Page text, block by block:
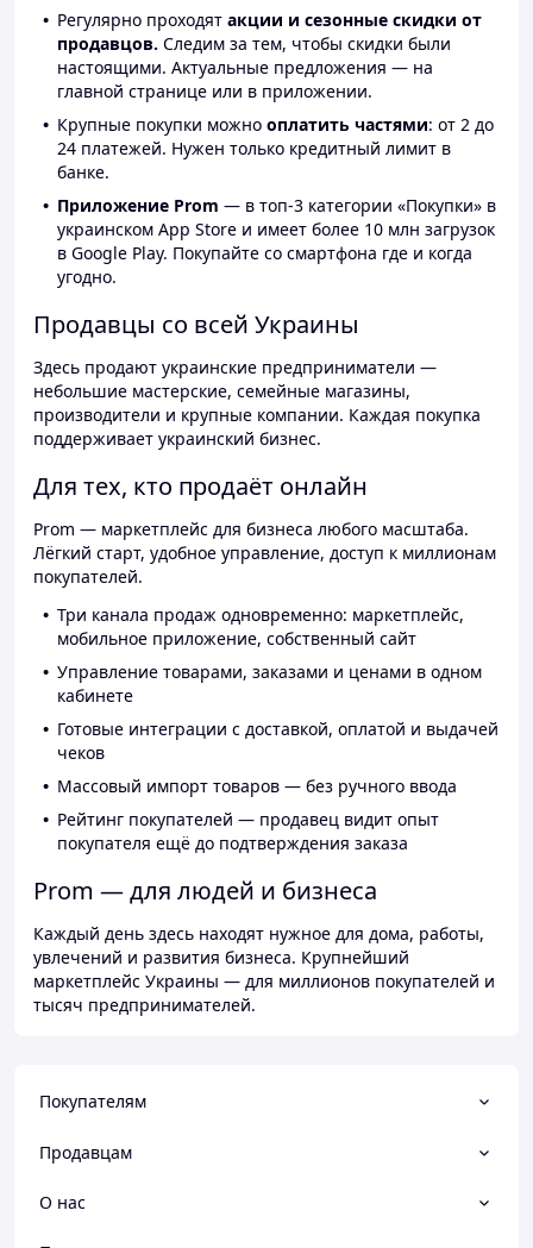
Регулярно проходят акции и сезонные скидки от
продавцов. Следим за тем, чтобы скидки были
настоящими. Актуальные предложения — на
главной странице или в приложении.
Крупные покупки можно оплатить частями: от 2 до
24 платежей. Нужен только кредитный лимит в
банке.
Приложение Prom — в топ-3 категории «Покупки» в
украинском App Store и имеет более 10 млн загрузок
в Google Play. Покупайте со смартфона где и когда
угодно.
Продавцы со всей Украины
Здесь продают украинские предприниматели —
небольшие мастерские, семейные магазины,
производители и крупные компании. Каждая покупка
поддерживает украинский бизнес.
Для тех, кто продаёт онлайн
Prom — маркетплейс для бизнеса любого масштаба.
Лёгкий старт, удобное управление, доступ к миллионам
покупателей.
Три канала продаж одновременно: маркетплейс,
мобильное приложение, собственный сайт
Управление товарами, заказами и ценами в одном
кабинете
Готовые интеграции с доставкой, оплатой и выдачей
чеков
Массовый импорт товаров — без ручного ввода
Рейтинг покупателей — продавец видит опыт
покупателя ещё до подтверждения заказа
Prom — для людей и бизнеса
Каждый день здесь находят нужное для дома, работы,
увлечений и развития бизнеса. Крупнейший
маркетплейс Украины — для миллионов покупателей и
тысяч предпринимателей.
Покупателям
Продавцам
О нас